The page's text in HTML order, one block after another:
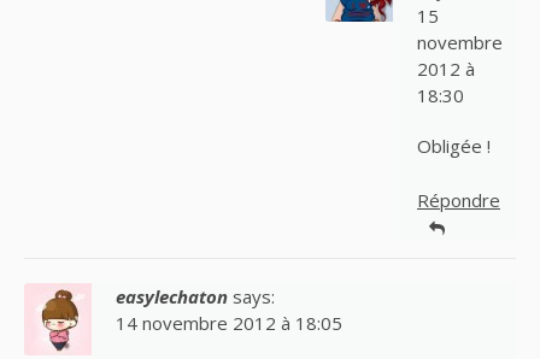
15
novembre
2012 à
18:30
Obligée !
Répondre
easylechaton says:
14 novembre 2012 à 18:05